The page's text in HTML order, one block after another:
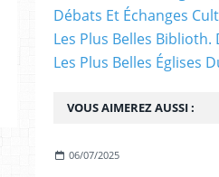
VOUS AIMEREZ AUSSI :
06/07/2025
Débats Et Échanges
Les Plus Belles Biblioth.
Les Plus Belles Églises